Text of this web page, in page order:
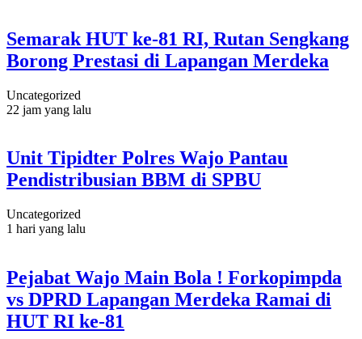
Semarak HUT ke-81 RI, Rutan Sengkang
Borong Prestasi di Lapangan Merdeka
Uncategorized
22 jam yang lalu
Unit Tipidter Polres Wajo Pantau
Pendistribusian BBM di SPBU
Uncategorized
1 hari yang lalu
Pejabat Wajo Main Bola ! Forkopimpda
vs DPRD Lapangan Merdeka Ramai di
HUT RI ke-81